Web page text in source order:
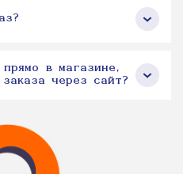
в магазине,
через сайт?